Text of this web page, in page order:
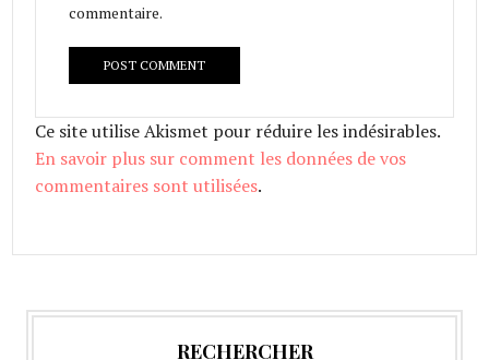
commentaire.
Ce site utilise Akismet pour réduire les indésirables.
En savoir plus sur comment les données de vos
commentaires sont utilisées.
RECHERCHER